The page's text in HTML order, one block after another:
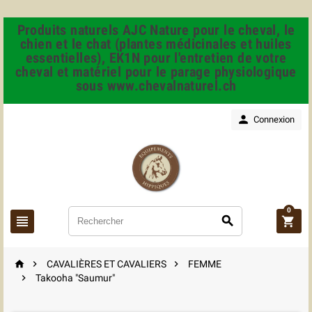
Produits naturels AJC Nature pour le cheval, le
chien et le chat (plantes médicinales et huiles
essentielles), EK1N pour l'entretien de votre
cheval et matériel pour le parage physiologique
sous www.chevalnaturel.ch
 Connexion
  
0
  CAVALIÈRES ET CAVALIERS 
FEMME

Takooha "Saumur"